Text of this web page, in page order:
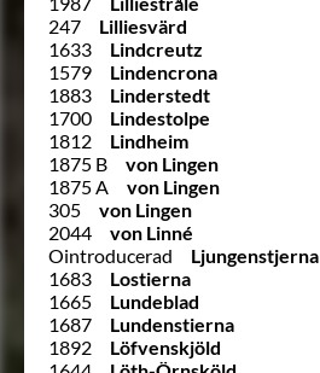
247
Lilliesvärd
1633
Lindcreutz
1579
Lindencrona
1883
Linderstedt
1700
Lindestolpe
1812
Lindheim
1875 B
von Lingen
1875 A
von Lingen
305
von Lingen
2044
von Linné
Ointroducerad
Ljungenstjerna
1683
Lostierna
1665
Lundeblad
1687
Lundenstierna
1892
Löfvenskjöld